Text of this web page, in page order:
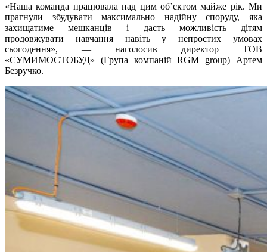
«Наша команда працювала над цим об’єктом майже рік. Ми
прагнули збудувати максимально надійну споруду, яка
захищатиме мешканців і дасть можливість дітям
продовжувати навчання навіть у непростих умовах
сьогодення», — наголосив директор ТОВ
«СУМИМОСТОБУД» (Група компаній RGM group) Артем
Безручко.